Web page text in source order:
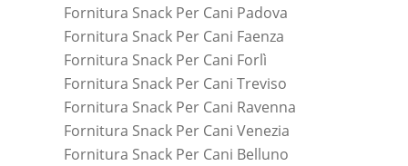
Fornitura Snack Per Cani Padova
Fornitura Snack Per Cani Faenza
Fornitura Snack Per Cani Forlì
Fornitura Snack Per Cani Treviso
Fornitura Snack Per Cani Ravenna
Fornitura Snack Per Cani Venezia
Fornitura Snack Per Cani Belluno